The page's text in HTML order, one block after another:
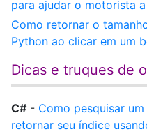
para ajudar o motorista
Como retornar o
Python ao clicar em um
Dicas e truques de
C# - Como pesquisar
retornar seu índice